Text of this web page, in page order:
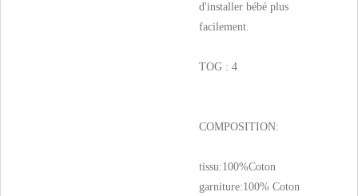
d'installer bébé plus
facilement.
TOG : 4
COMPOSITION:
tissu:100%Coton
garniture:100% Coton